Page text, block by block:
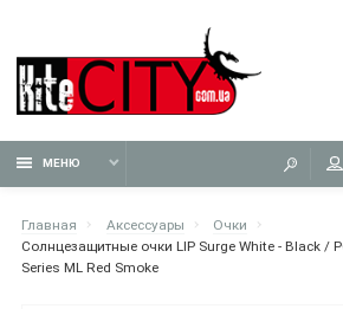
МЕНЮ
Главная Аксессуары
Очки
Солнцезащитные очки LIP Surge White - Black /
Series ML Red Smoke